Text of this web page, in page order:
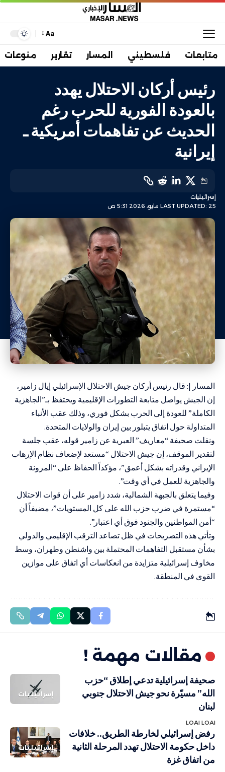
Aa
متابعات فلسطيني المسار تقارير منوعات
رئيس أركان الاحتلال يهدد
بالعودة الفورية للحرب رغم
الحديث عن تفاهمات أمريكية ـ
إيرانية
LAST UPDATED: 25 مايو، 2026 5:31 ص
إسرائيليات
المسار |: قال رئيس أركان جيش الاحتلال الإسرائيلي إيال زامير،
إن الجيش يواصل متابعة التطورات الإقليمية ويحتفظ بـ”الجاهزية
الكاملة” للعودة إلى الحرب بشكل فوري، وذلك عقب الأنباء
المتداولة حول اتفاق يتبلور بين إيران والولايات المتحدة.
ونقلت صحيفة “معاريف” العبرية عن زامير قوله، عقب جلسة
لتقدير الموقف، إن جيش الاحتلال “مستعد لإضعاف نظام الإرهاب
الإيراني وقدراته بشكل أعمق”، مؤكداً الحفاظ على “المرونة
والجاهزية للعمل في أي وقت”.
وفيما يتعلق بالجبهة الشمالية، شدد زامير على أن قوات الاحتلال
“مستمرة في ضرب حزب الله على كل المستويات”، مضيفاً أن
“أمن المواطنين والجنود فوق أي اعتبار”.
وتأتي هذه التصريحات في ظل تصاعد الترقب الإقليمي والدولي
بشأن مستقبل التفاهمات المحتملة بين واشنطن وطهران، وسط
مخاوف إسرائيلية متزايدة من انعكاسات أي اتفاق على موازين
القوى في المنطقة.
مقالات مهمة !
إسرائيليات
صحيفة إسرائيلية تدعي إطلاق “حزب
الله” مسيّرة نحو جيش الاحتلال جنوبي
لبنان
LOAI LOAI
إسرائيليات
رفض إسرائيلي لخارطة الطريق.. خلافات
داخل حكومة الاحتلال تهدد المرحلة الثانية
من اتفاق غزة